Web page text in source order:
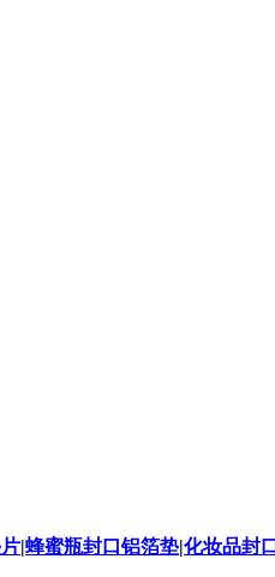
|蜂蜜瓶封口铝箔垫|化妆品封